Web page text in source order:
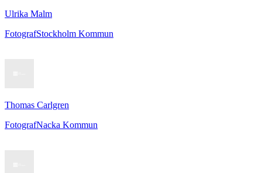
Ulrika Malm
FotografStockholm Kommun
Thomas Carlgren
FotografNacka Kommun